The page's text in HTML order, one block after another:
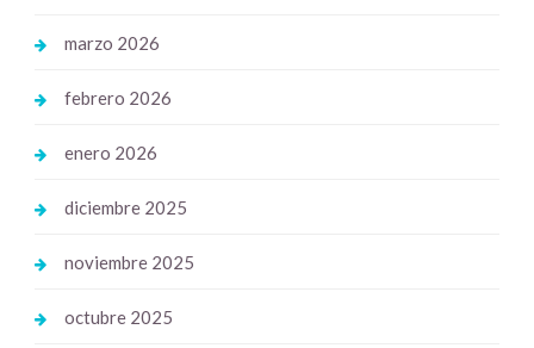
marzo 2026
febrero 2026
enero 2026
diciembre 2025
noviembre 2025
octubre 2025